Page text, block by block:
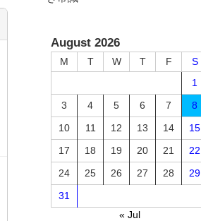
August 2026
M T W T F S
1
3
4 5 6 7 8
10
11 12 13 14 15
17
18 19 20 21 22
24
25 26 27 28 29
31
« Jul